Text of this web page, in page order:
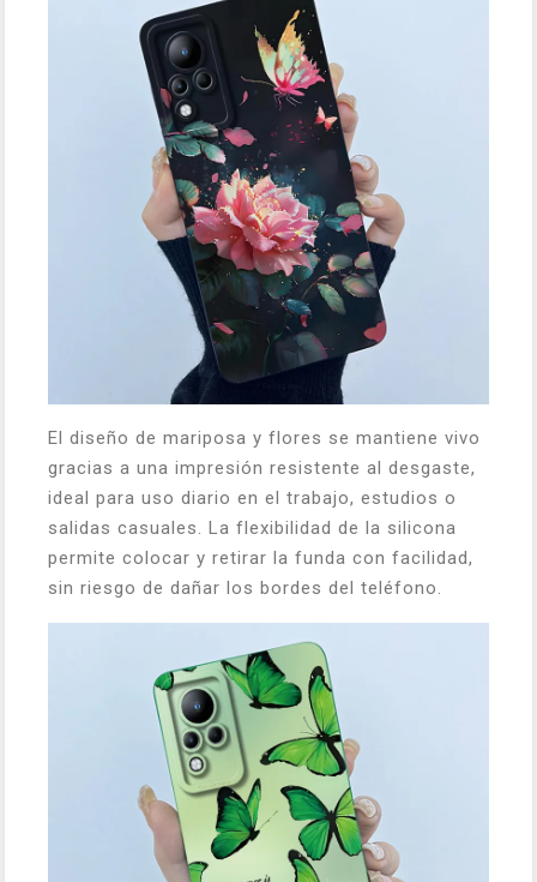
El diseño de mariposa y flores se mantiene vivo
gracias a una impresión resistente al desgaste,
ideal para uso diario en el trabajo, estudios o
salidas casuales. La flexibilidad de la silicona
permite colocar y retirar la funda con facilidad,
sin riesgo de dañar los bordes del teléfono.